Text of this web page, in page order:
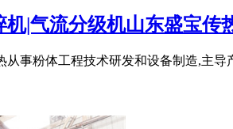
|气流分级机山东盛宝传
从事粉体工程技术研发和设备制造,主